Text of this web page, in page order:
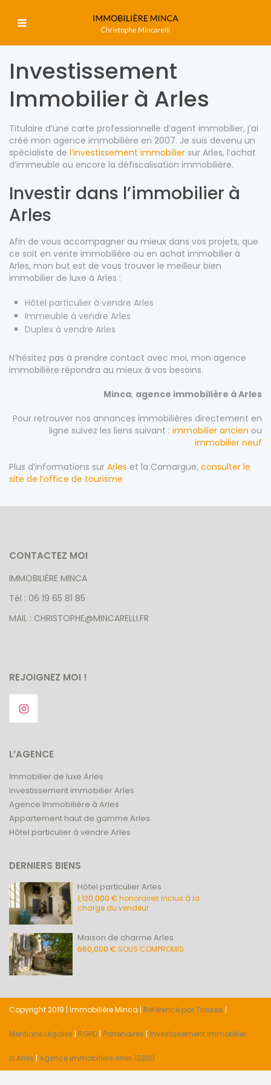
Investissement
Immobilier à Arles
Titulaire d’une carte professionnelle d’agent immobilier, j’ai
créé mon agence immobilière en 2007. Je suis devenu un
spécialiste de l’investissement immobilier sur Arles, l’achat
d’immeuble ou encore la défiscalisation immobilière.
Investir dans l’immobilier à
Arles
Afin de vous accompagner au mieux dans vos projets, que
ce soit en vente immobilière ou en achat immobilier à
Arles, mon but est de vous trouver le meilleur bien
immobilier de luxe à Arles :
Hôtel particulier à vendre Arles
Immeuble à vendre Arles
Duplex à vendre Arles
N’hésitez pas à prendre contact avec moi, mon agence
immobilière répondra au mieux à vos besoins.
Minca, agence immobilière à Arles
Pour retrouver nos annonces immobilières directement en
ligne suivez les liens suivant : immobilier ancien ou
immobilier neuf
Plus d’informations sur Arles et la Camargue, consulter le
site de l’office de tourisme
CONTACTEZ MOI
IMMOBILIÈRE MINCA
Tél : 06 19 65 81 85
MAIL : CHRISTOPHE@MINCARELLI.FR
REJOIGNEZ MOI !
L’AGENCE
Immobilier de luxe Arles
Investissement immobilier Arles
Agence Immobilière à Arles
Appartement haut de gamme Arles
Hôtel particulier à vendre Arles
DERNIERS BIENS
Hôtel particulier Arles
1,120,000 € honoraires inclus à la
charge du vendeur
Maison de charme Arles
660,000 € SOUS COMPROMIS
Copyright 2019 | Immobilière Minca | Référencé par Troissix |
Mentions Légales | RGPD | Partenaires | Investissement immobilier
à Arles | Agence immobilière Arles 13200